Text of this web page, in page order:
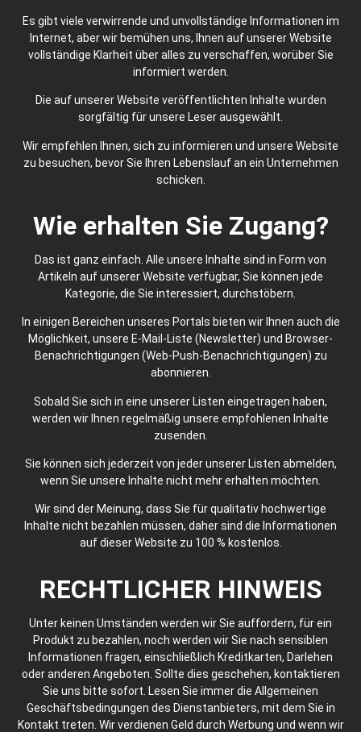
Es gibt viele verwirrende und unvollständige Informationen im
Internet, aber wir bemühen uns, Ihnen auf unserer Website
vollständige Klarheit über alles zu verschaffen, worüber Sie
informiert werden.
Die auf unserer Website veröffentlichten Inhalte wurden
sorgfältig für unsere Leser ausgewählt.
Wir empfehlen Ihnen, sich zu informieren und unsere Website
zu besuchen, bevor Sie Ihren Lebenslauf an ein Unternehmen
schicken.
Wie erhalten Sie Zugang?
Das ist ganz einfach. Alle unsere Inhalte sind in Form von
Artikeln auf unserer Website verfügbar, Sie können jede
Kategorie, die Sie interessiert, durchstöbern.
In einigen Bereichen unseres Portals bieten wir Ihnen auch die
Möglichkeit, unsere E-Mail-Liste (Newsletter) und Browser-
Benachrichtigungen (Web-Push-Benachrichtigungen) zu
abonnieren.
Sobald Sie sich in eine unserer Listen eingetragen haben,
werden wir Ihnen regelmäßig unsere empfohlenen Inhalte
zusenden.
Sie können sich jederzeit von jeder unserer Listen abmelden,
wenn Sie unsere Inhalte nicht mehr erhalten möchten.
Wir sind der Meinung, dass Sie für qualitativ hochwertige
Inhalte nicht bezahlen müssen, daher sind die Informationen
auf dieser Website zu 100 % kostenlos.
RECHTLICHER HINWEIS
Unter keinen Umständen werden wir Sie auffordern, für ein
Produkt zu bezahlen, noch werden wir Sie nach sensiblen
Informationen fragen, einschließlich Kreditkarten, Darlehen
oder anderen Angeboten. Sollte dies geschehen, kontaktieren
Sie uns bitte sofort. Lesen Sie immer die Allgemeinen
Geschäftsbedingungen des Dienstanbieters, mit dem Sie in
Kontakt treten. Wir verdienen Geld durch Werbung und wenn wir